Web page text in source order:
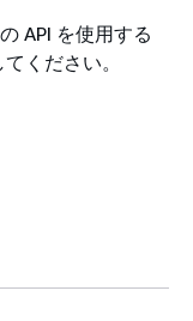
API を使用する
ください。